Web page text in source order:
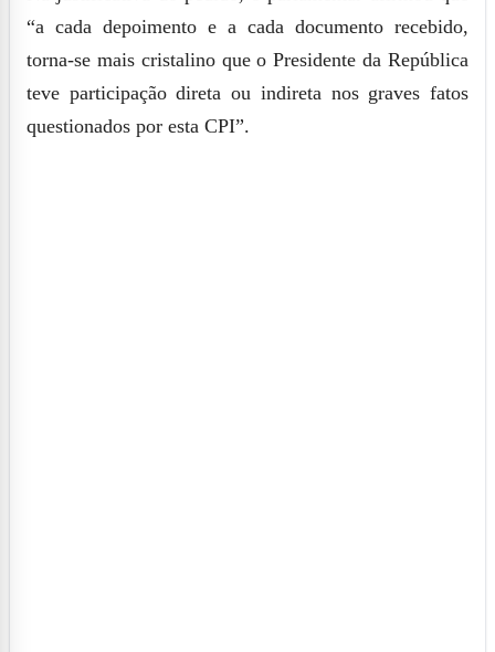
“a cada depoimento e a cada documento recebido,
torna-se mais cristalino que o Presidente da República
teve participação direta ou indireta nos graves fatos
questionados por esta CPI”.